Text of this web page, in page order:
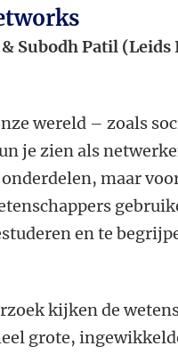
Subodh Patil
wereld – zoals
je zien als
maar
en te
kijken de
grote,